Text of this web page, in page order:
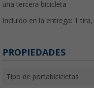
una tercera bicicleta
Incluido en la entrega: 1 tira,
PROPIEDADES
Tipo de portabicicletas